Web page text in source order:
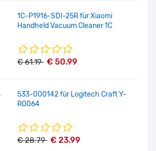
1C-P1916-SDI-25R für Xiaomi
Handheld Vacuum Cleaner 1C
€ 61.19 € 50.99
533-000142 für Logitech Craft Y-
R0064
€ 28.79 € 23.99